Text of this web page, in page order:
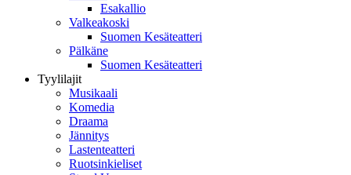
Esakallio
Valkeakoski
Suomen Kesäteatteri
Pälkäne
Suomen Kesäteatteri
Tyylilajit
Musikaali
Komedia
Draama
Jännitys
Lastenteatteri
Ruotsinkieliset